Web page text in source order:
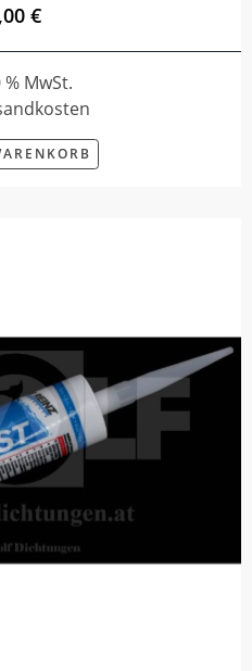
€
MwSt.